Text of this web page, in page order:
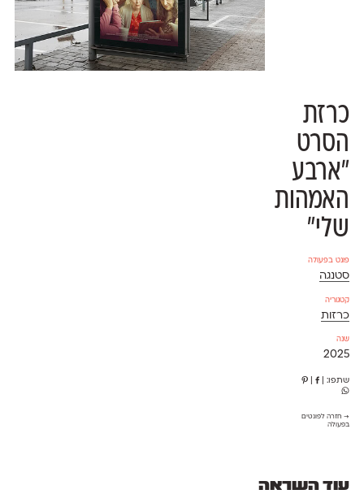
כרזת
הסרט
״ארבע
האמהות
שלי״
פונט בפעולה
סטנגה
קטגוריה
כרזות
שנה
2025
שתפו: |
→ חזרה לפונטים
בפעולה
עוד השראה